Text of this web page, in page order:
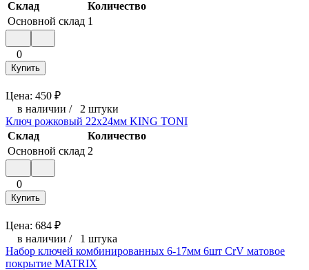
Склад
Количество
Основной склад 1
0
Купить
Цена: 450 ₽
в наличии / 2 штуки
Ключ рожковый 22х24мм KING TONI
Склад
Количество
Основной склад 2
0
Купить
Цена: 684 ₽
в наличии / 1 штука
Набор ключей комбинированных 6-17мм 6шт CrV матовое
покрытие MATRIX